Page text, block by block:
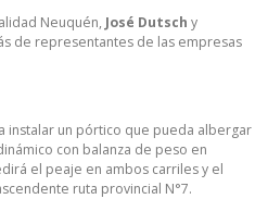
Neuquén, José Dutsch y
de representantes de las empresas
instalar un pórtico que pueda albergar
con balanza de peso en
el peaje en ambos carriles y el
ruta provincial N°7.